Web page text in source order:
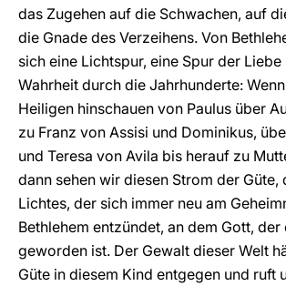
das Zugehen auf die Schwachen, auf
die Gnade des Verzeihens. Von
sich eine Lichtspur, eine Spur der
Wahrheit durch die Jahrhunderte:
Heiligen hinschauen von Paulus über
zu Franz von Assisi und Dominikus,
und Teresa von Avila bis herauf zu
dann sehen wir diesen Strom der Güte,
Lichtes, der sich immer neu am
Bethlehem entzündet, an dem Gott, der
geworden ist. Der Gewalt dieser Welt
Güte in diesem Kind entgegen und ruft